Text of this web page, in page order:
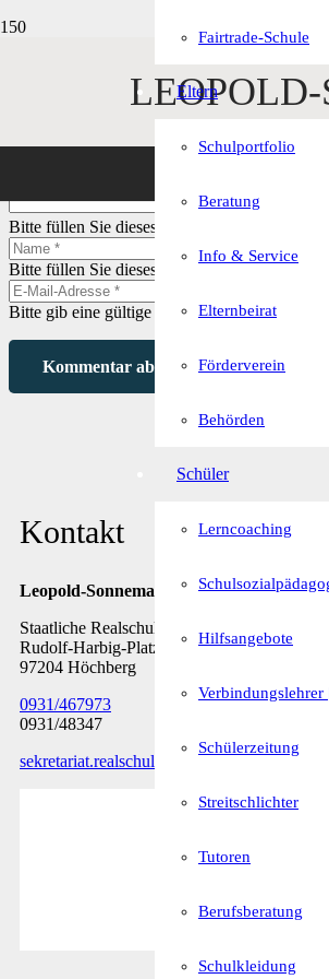
Fairtrade-Schule
Eltern
Schulportfolio
Beratung
Info & Service
Elternbeirat
Förderverein
Behörden
Schüler
Lerncoaching
Hilfsangebote
Verbindungslehrer
Schülerzeitung
Streitschlichter
Tutoren
Berufsberatung
Schulkleidung
Schreibe einen
Deine E-Mail-Adresse wird nicht veröffentlicht.
Bitte füllen Sie dieses Feld aus.
Bitte füllen Sie dieses Feld aus.
Bitte gib eine gültige E-Mail-Adresse ein.
Kommentar abschicken
Kontakt
Leopold-Sonnemann-Realschule
Staatliche Realschule Höchberg
Rudolf-Harbig-Platz 7
97204 Höchberg
0931/467973
0931/48347
sekretariat.realschule@rs-